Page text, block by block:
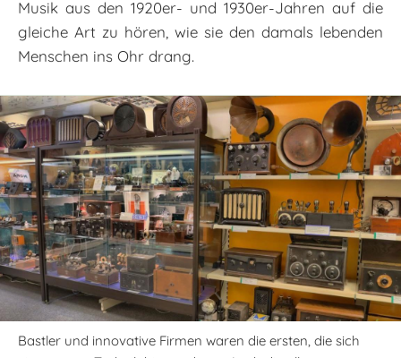
Musik aus den 1920er- und 1930er-Jahren auf die
gleiche Art zu hören, wie sie den damals lebenden
Menschen ins Ohr drang.
Bastler und innovative Firmen waren die ersten, die sich